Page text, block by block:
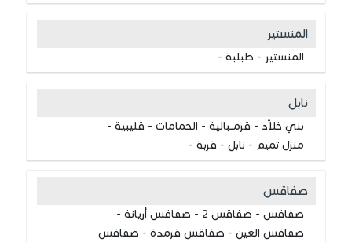
المنستير
المنستير - طبلبة -
نابل
بني خلاّد - قرمــبالية - الحمامات - قليبية -
منزل تميم - نابل - قربة -
صفاقس
صفاقس - صفاقس 2 - صفاقس أريانة -
صفاقس العين - صفاقس قرمدة - صفاقس